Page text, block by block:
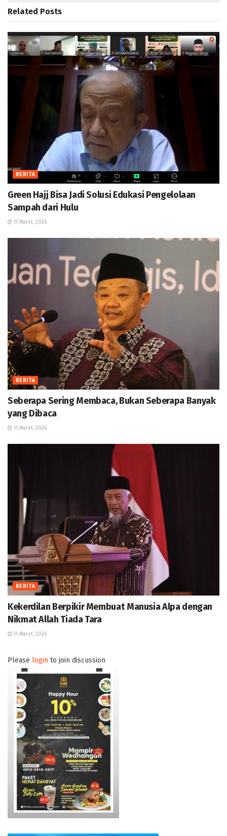
Related Posts
BERITA
Green Hajj Bisa Jadi Solusi Edukasi Pengelolaan
Sampah dari Hulu
11 Maret, 2026
BERITA
Seberapa Sering Membaca, Bukan Seberapa Banyak
yang Dibaca
11 Maret, 2026
BERITA
Kekerdilan Berpikir Membuat Manusia Alpa dengan
Nikmat Allah Tiada Tara
11 Maret, 2026
Please login to join discussion